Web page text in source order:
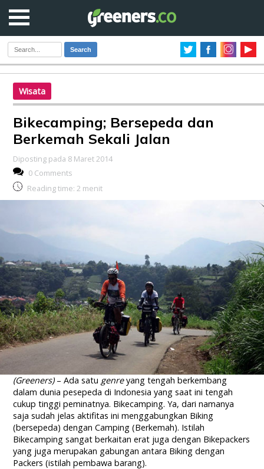
Search
Wisata
Bikecamping; Bersepeda dan
Berkemah Sekali Jalan
Diposting pada 8 Maret 2014
0 Comments
Reading time: 2 menit
(Greeners)– Ada satu genreyang tengah berkembang
dalam dunia pesepeda di Indonesia yang saat ini tengah
cukup tinggi peminatnya. Bikecamping. Ya, dari namanya
saja sudah jelas aktifitas ini menggabungkan Biking
(bersepeda) dengan Camping (Berkemah). Istilah
Bikecamping sangat berkaitan erat juga dengan Bikepackers
yang juga merupakan gabungan antara Biking dengan
Packers (istilah pembawa barang).